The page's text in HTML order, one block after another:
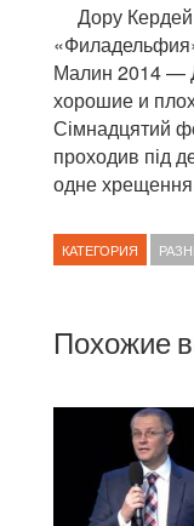
Дору
Малин 2014 —
хорошие и
Сімнадцятий
проходив під
одне
КАТЕГОРИЯ
Похожие